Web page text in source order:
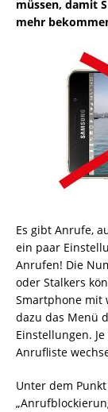
müssen, damit
mehr
Es gibt Anrufe,
ein paar
Anrufen! Die
oder Stalkers
Smartphone mit
dazu das Menü
Einstellungen.
Anrufliste
Unter dem